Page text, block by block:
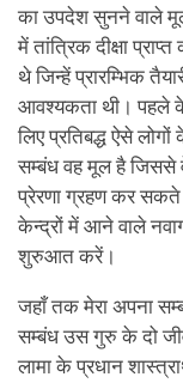
का उपदेश सुनने वाले
में तांत्रिक दीक्षा
थे जिन्हें प्रारम्भिक
आवश्यकता थी। पहले
लिए प्रतिबद्ध ऐसे
सम्बंध वह मूल है जिससे
प्रेरणा ग्रहण कर
केन्द्रों में आने वाले
शुरुआत करें।
जहाँ तक मेरा अपना
सम्बंध उस गुरु के दो
लामा के प्रधान